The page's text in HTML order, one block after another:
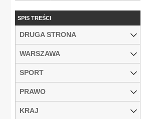
SPIS TREŚCI
DRUGA STRONA
WARSZAWA
SPORT
PRAWO
KRAJ